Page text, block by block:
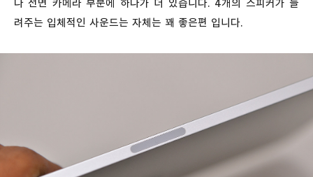
나 전면 카메라 부분에 하나가 더 있습니다. 4개의 스피커가 들
려주는 입체적인 사운드는 자체는 꽤 좋은편 입니다.